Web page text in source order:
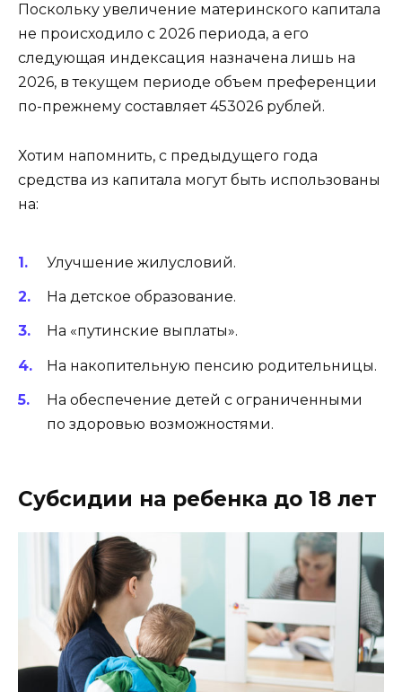
Поскольку увеличение материнского капитала
не происходило с 2026 периода, а его
следующая индексация назначена лишь на
2026, в текущем периоде объем преференции
по-прежнему составляет 453026 рублей.
Хотим напомнить, с предыдущего года
средства из капитала могут быть использованы
на:
Улучшение жилусловий.
На детское образование.
На «путинские выплаты».
На накопительную пенсию родительницы.
На обеспечение детей с ограниченными
по здоровью возможностями.
Субсидии на ребенка до 18 лет